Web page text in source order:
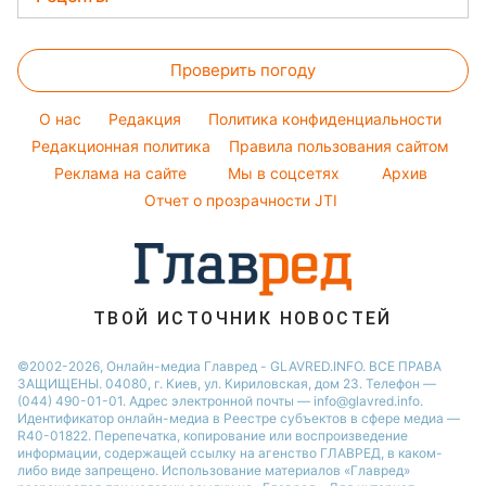
Новости Одессы
Новости Харькова
Новости Полтавы
Новости Сум
Новости Черкассы
Новости Ровно
Настя Каменских
Виталий Козловский
Потап
София Ротару
Ольга Сумская
Советы от Андре Тана
Женские стрижки
Окрашивание волос
Красивый маникюр
Тесты по картинке
Оптические иллюзии
Народные приметы
Все о шоу-бизнесе
Простые блюда
Легкие десерты
Напитки
Праздничное меню
Проверить погоду
O нас Редакция
Политика конфиденциальности
Редакционная политика
Правила пользования сайтом
Реклама на сайте
Мы в соцсетях
Архив
Отчет о прозрачности JTI
ТВОЙ ИСТОЧНИК НОВОСТЕЙ
©2002-2026, Онлайн-медиа Главред - GLAVRED.INFO. ВСЕ ПРАВА
ЗАЩИЩЕНЫ. 04080, г. Киев, ул. Кириловская, дом 23. Телефон —
(044) 490-01-01. Адрес электронной почты — info@glavred.info.
Идентификатор онлайн-медиа в Реестре cубъектов в сфере медиа —
R40-01822. Перепечатка, копирование или воспроизведение
информации, содержащей ссылку на агенство ГЛАВРЕД, в каком-
либо виде запрещено. Использование материалов «Главред»